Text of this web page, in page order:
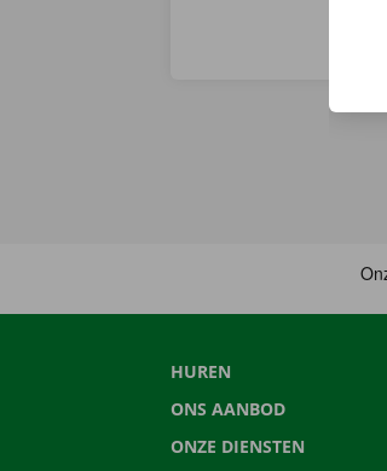
HUREN
ONS AANBOD
ONZE DIENSTEN